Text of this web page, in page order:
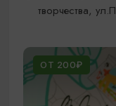
творчества,
ОТ 200₽